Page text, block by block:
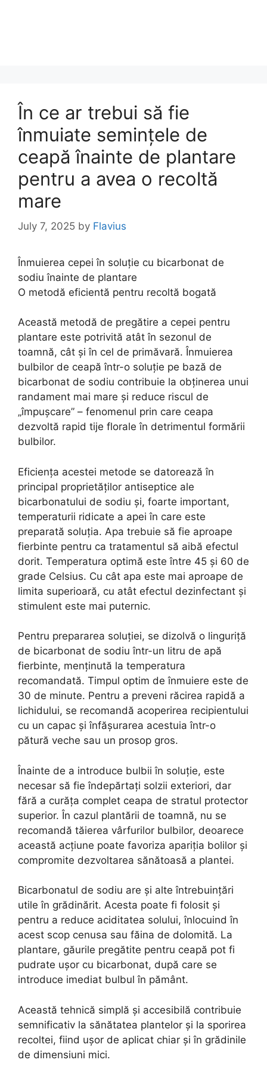
În ce ar trebui să fie
înmuiate semințele de
ceapă înainte de plantare
pentru a avea o recoltă
mare
July 7, 2025 by Flavius
Înmuierea cepei în soluție cu bicarbonat de
sodiu înainte de plantare
O metodă eficientă pentru recoltă bogată
Această metodă de pregătire a cepei pentru
plantare este potrivită atât în sezonul de
toamnă, cât și în cel de primăvară. Înmuierea
bulbilor de ceapă într-o soluție pe bază de
bicarbonat de sodiu contribuie la obținerea unui
randament mai mare și reduce riscul de
„împușcare” – fenomenul prin care ceapa
dezvoltă rapid tije florale în detrimentul formării
bulbilor.
Eficiența acestei metode se datorează în
principal proprietăților antiseptice ale
bicarbonatului de sodiu și, foarte important,
temperaturii ridicate a apei în care este
preparată soluția. Apa trebuie să fie aproape
fierbinte pentru ca tratamentul să aibă efectul
dorit. Temperatura optimă este între 45 și 60 de
grade Celsius. Cu cât apa este mai aproape de
limita superioară, cu atât efectul dezinfectant și
stimulent este mai puternic.
Pentru prepararea soluției, se dizolvă o linguriță
de bicarbonat de sodiu într-un litru de apă
fierbinte, menținută la temperatura
recomandată. Timpul optim de înmuiere este de
30 de minute. Pentru a preveni răcirea rapidă a
lichidului, se recomandă acoperirea recipientului
cu un capac și înfășurarea acestuia într-o
pătură veche sau un prosop gros.
Înainte de a introduce bulbii în soluție, este
necesar să fie îndepărtați solzii exteriori, dar
fără a curăța complet ceapa de stratul protector
superior. În cazul plantării de toamnă, nu se
recomandă tăierea vârfurilor bulbilor, deoarece
această acțiune poate favoriza apariția bolilor și
compromite dezvoltarea sănătoasă a plantei.
Bicarbonatul de sodiu are și alte întrebuințări
utile în grădinărit. Acesta poate fi folosit și
pentru a reduce aciditatea solului, înlocuind în
acest scop cenusa sau făina de dolomită. La
plantare, găurile pregătite pentru ceapă pot fi
pudrate ușor cu bicarbonat, după care se
introduce imediat bulbul în pământ.
Această tehnică simplă și accesibilă contribuie
semnificativ la sănătatea plantelor și la sporirea
recoltei, fiind ușor de aplicat chiar și în grădinile
de dimensiuni mici.